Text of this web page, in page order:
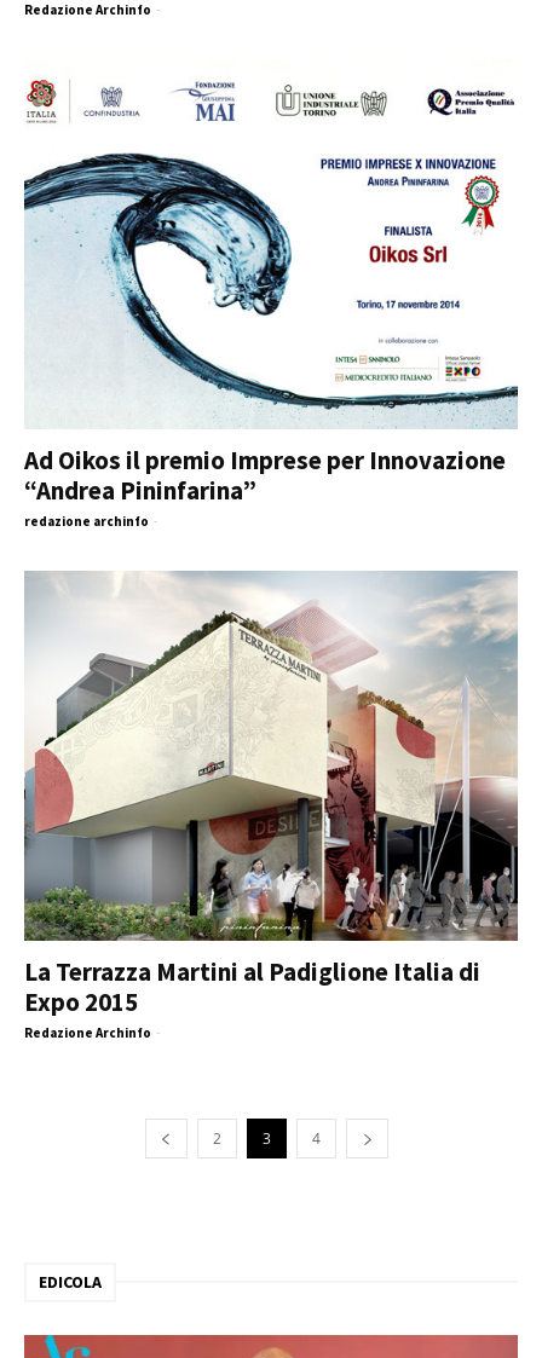
Redazione Archinfo -
Ad Oikos il premio Imprese per Innovazione
“Andrea Pininfarina”
redazione archinfo -
La Terrazza Martini al Padiglione Italia di
Expo 2015
Redazione Archinfo -
2 3 4
EDICOLA